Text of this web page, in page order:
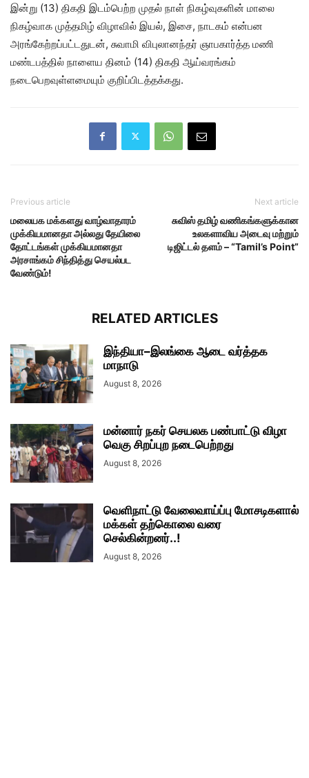
இன்று (13) திகதி இடம்பெற்ற முதல் நாள் நிகழ்வுகளின் மாலை
நிகழ்வாக முத்தமிழ் விழாவில் இயல், இசை, நாடகம் என்பன
அரங்கேற்றப்பட்டதுடன், சுவாமி விபுலானந்தர் ஞாபகார்த்த மணி
மண்டபத்தில் நாளைய தினம் (14) திகதி ஆய்வரங்கம்
நடைபெறவுள்ளமையும் குறிப்பிடத்தக்கது.
Previous article
மலையக மக்களது வாழ்வாதாரம்
முக்கியமானதா அல்லது தேயிலை
தோட்டங்கள் முக்கியமானதா
அரசாங்கம் சிந்தித்து செயல்பட
வேண்டும்!
Next article
சுவிஸ் தமிழ் வணிகங்களுக்கான
உலகளாவிய அடைவு மற்றும்
டிஜிட்டல் தளம் – “Tamil’s Point”
RELATED ARTICLES
இந்தியா–இலங்கை ஆடை வர்த்தக
மாநாடு
August 8, 2026
மன்னார் நகர் செயலக பண்பாட்டு விழா
வெகு சிறப்புற நடைபெற்றது
August 8, 2026
வெளிநாட்டு வேலைவாய்ப்பு மோசடிகளால்
மக்கள் தற்கொலை வரை
செல்கின்றனர்..!
August 8, 2026